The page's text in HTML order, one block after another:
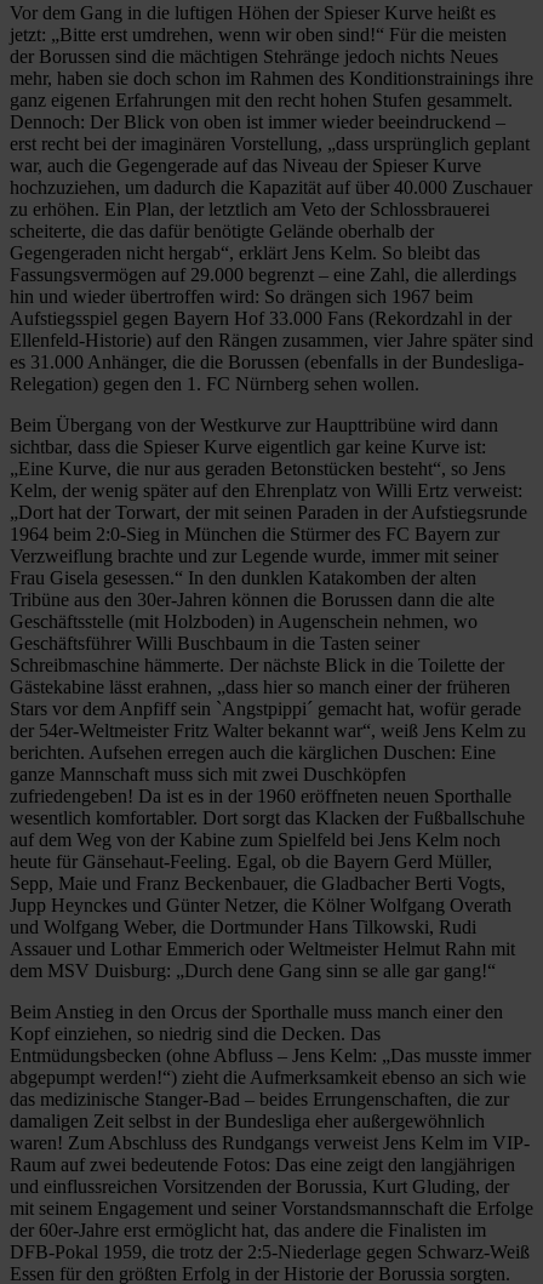
Vor dem Gang in die luftigen Höhen der Spieser Kurve heißt es
jetzt: „Bitte erst umdrehen, wenn wir oben sind!“ Für die meisten
der Borussen sind die mächtigen Stehränge jedoch nichts Neues
mehr, haben sie doch schon im Rahmen des Konditionstrainings ihre
ganz eigenen Erfahrungen mit den recht hohen Stufen gesammelt.
Dennoch: Der Blick von oben ist immer wieder beeindruckend –
erst recht bei der imaginären Vorstellung, „dass ursprünglich geplant
war, auch die Gegengerade auf das Niveau der Spieser Kurve
hochzuziehen, um dadurch die Kapazität auf über 40.000 Zuschauer
zu erhöhen. Ein Plan, der letztlich am Veto der Schlossbrauerei
scheiterte, die das dafür benötigte Gelände oberhalb der
Gegengeraden nicht hergab“, erklärt Jens Kelm. So bleibt das
Fassungsvermögen auf 29.000 begrenzt – eine Zahl, die allerdings
hin und wieder übertroffen wird: So drängen sich 1967 beim
Aufstiegsspiel gegen Bayern Hof 33.000 Fans (Rekordzahl in der
Ellenfeld-Historie) auf den Rängen zusammen, vier Jahre später sind
es 31.000 Anhänger, die die Borussen (ebenfalls in der Bundesliga-
Relegation) gegen den 1. FC Nürnberg sehen wollen.
Beim Übergang von der Westkurve zur Haupttribüne wird dann
sichtbar, dass die Spieser Kurve eigentlich gar keine Kurve ist:
„Eine Kurve, die nur aus geraden Betonstücken besteht“, so Jens
Kelm, der wenig später auf den Ehrenplatz von Willi Ertz verweist:
„Dort hat der Torwart, der mit seinen Paraden in der Aufstiegsrunde
1964 beim 2:0-Sieg in München die Stürmer des FC Bayern zur
Verzweiflung brachte und zur Legende wurde, immer mit seiner
Frau Gisela gesessen.“ In den dunklen Katakomben der alten
Tribüne aus den 30er-Jahren können die Borussen dann die alte
Geschäftsstelle (mit Holzboden) in Augenschein nehmen, wo
Geschäftsführer Willi Buschbaum in die Tasten seiner
Schreibmaschine hämmerte. Der nächste Blick in die Toilette der
Gästekabine lässt erahnen, „dass hier so manch einer der früheren
Stars vor dem Anpfiff sein `Angstpippi´ gemacht hat, wofür gerade
der 54er-Weltmeister Fritz Walter bekannt war“, weiß Jens Kelm zu
berichten. Aufsehen erregen auch die kärglichen Duschen: Eine
ganze Mannschaft muss sich mit zwei Duschköpfen
zufriedengeben! Da ist es in der 1960 eröffneten neuen Sporthalle
wesentlich komfortabler. Dort sorgt das Klacken der Fußballschuhe
auf dem Weg von der Kabine zum Spielfeld bei Jens Kelm noch
heute für Gänsehaut-Feeling. Egal, ob die Bayern Gerd Müller,
Sepp, Maie und Franz Beckenbauer, die Gladbacher Berti Vogts,
Jupp Heynckes und Günter Netzer, die Kölner Wolfgang Overath
und Wolfgang Weber, die Dortmunder Hans Tilkowski, Rudi
Assauer und Lothar Emmerich oder Weltmeister Helmut Rahn mit
dem MSV Duisburg: „Durch dene Gang sinn se alle gar gang!“
Beim Anstieg in den Orcus der Sporthalle muss manch einer den
Kopf einziehen, so niedrig sind die Decken. Das
Entmüdungsbecken (ohne Abfluss – Jens Kelm: „Das musste immer
abgepumpt werden!“) zieht die Aufmerksamkeit ebenso an sich wie
das medizinische Stanger-Bad – beides Errungenschaften, die zur
damaligen Zeit selbst in der Bundesliga eher außergewöhnlich
waren! Zum Abschluss des Rundgangs verweist Jens Kelm im VIP-
Raum auf zwei bedeutende Fotos: Das eine zeigt den langjährigen
und einflussreichen Vorsitzenden der Borussia, Kurt Gluding, der
mit seinem Engagement und seiner Vorstandsmannschaft die Erfolge
der 60er-Jahre erst ermöglicht hat, das andere die Finalisten im
DFB-Pokal 1959, die trotz der 2:5-Niederlage gegen Schwarz-Weiß
Essen für den größten Erfolg in der Historie der Borussia sorgten.